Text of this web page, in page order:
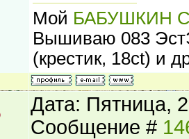
Мой БАБУШКИН
Вышиваю 083
(крестик, 18ct) и
Дата: Пятница,
Сообщение #